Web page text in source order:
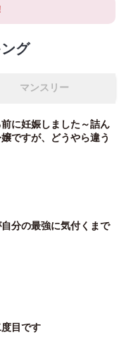
グ
マンスリー
に妊娠しました～詰ん
ですが、どうやら違う
分の最強に気付くまで
目です